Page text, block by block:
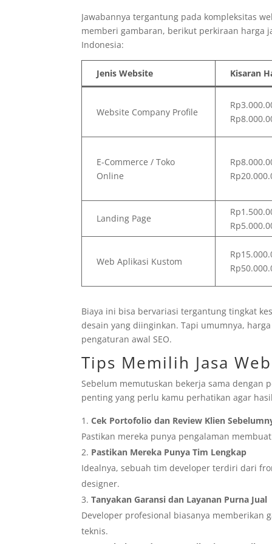
Jawabannya tergantung pada kompleksitas
memberi gambaran, berikut perkiraan harga
Indonesia:
Jenis Website Kisaran
Website Company Profile
E-Commerce / Toko
Online
Landing Page
Web Aplikasi Kustom
Biaya ini bisa bervariasi tergantung tingkat
desain yang diinginkan. Tapi umumnya,
pengaturan awal SEO.
Tips Memilih Jasa
Sebelum memutuskan bekerja sama dengan
penting yang perlu kamu perhatikan agar
Cek Portofolio dan Review Klien
Pastikan mereka punya pengalaman
Pastikan Mereka Punya Tim Lengkap
Idealnya, sebuah tim developer terdiri dari
designer.
Tanyakan Garansi dan Layanan Purna Jual
Developer profesional biasanya memberikan
teknis.